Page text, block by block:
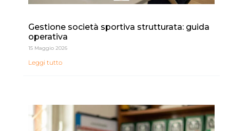
Gestione società sportiva strutturata: guida
operativa
15 Maggio 2026
Leggi tutto